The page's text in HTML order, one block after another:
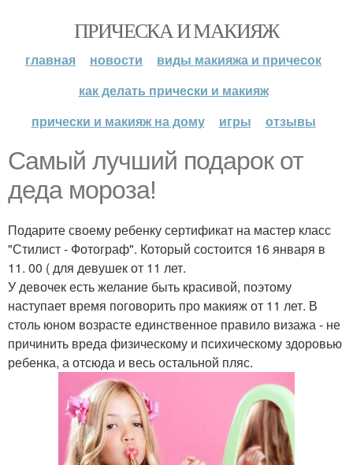
ПРИЧЕСКА И МАКИЯЖ
главная новости
виды макияжа и причесок
как делать прически и макияж
прически и макияж на дому
игры отзывы
Самый лучший подарок от
деда мороза!
Подарите своему ребенку сертификат на мастер класс
"Стилист - Фотограф". Который состоится 16 января в
11. 00 ( для девушек от 11 лет.
У девочек есть желание быть красивой, поэтому
наступает время поговорить про макияж от 11 лет. В
столь юном возрасте единственное правило визажа - не
причинить вреда физическому и психическому здоровью
ребенка, а отсюда и весь остальной пляс.